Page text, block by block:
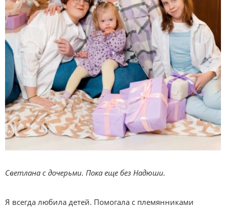
Светлана с дочерьми. Пока еще без Надюши.
Я всегда любила детей. Помогала с племянниками